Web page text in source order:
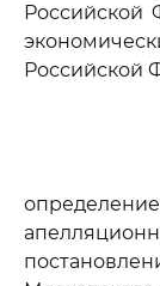
Российской
Российской